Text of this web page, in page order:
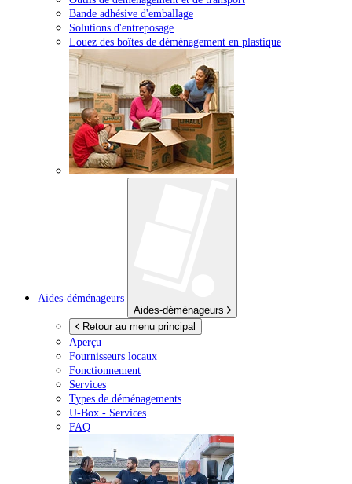
Bande adhésive d'emballage
Solutions d'entreposage
Louez des boîtes de déménagement en plastique
Aides-déménageurs
Aides-déménageurs
Retour au menu principal
Aperçu
Fournisseurs locaux
Fonctionnement
Services
Types de déménagements
U-Box - Services
FAQ